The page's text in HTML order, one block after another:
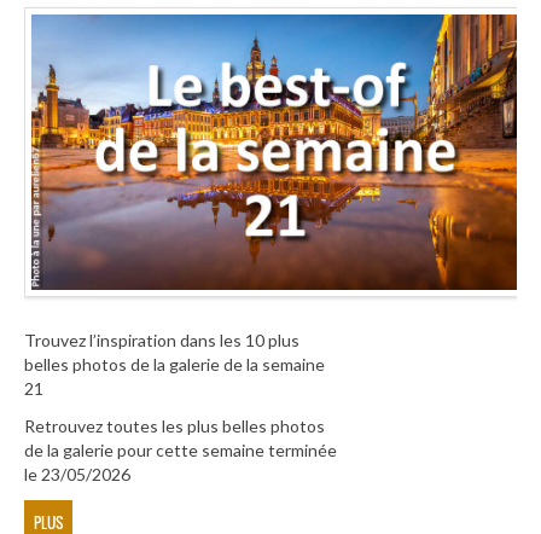
Trouvez l’inspiration dans les 10 plus
belles photos de la galerie de la semaine
21
Retrouvez toutes les plus belles photos
de la galerie pour cette semaine terminée
le 23/05/2026
PLUS